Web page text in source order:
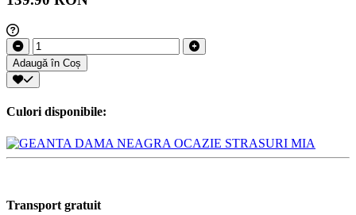
Adaugă în Coș
Culori disponibile:
Transport gratuit